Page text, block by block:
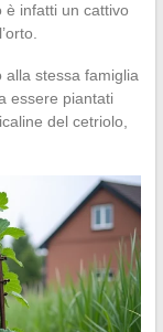
è infatti un cattivo
alla stessa famiglia
essere piantati
del cetriolo,